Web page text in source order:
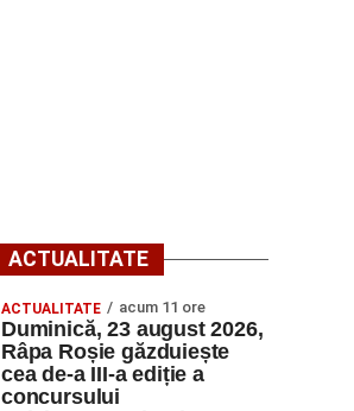
ACTUALITATE
ACTUALITATE acum 11 ore
Duminică, 23 august 2026,
Râpa Roșie găzduiește
cea de-a III-a ediție a
concursului